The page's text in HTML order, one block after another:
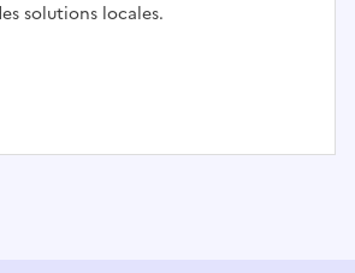
solutions locales.